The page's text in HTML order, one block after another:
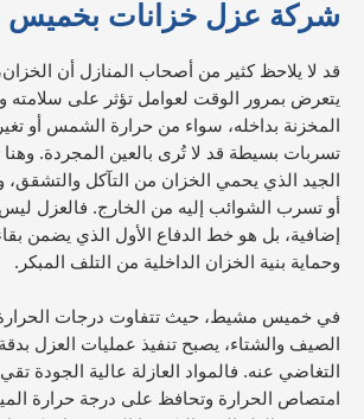
شركة عزل خزانات
قد لا يلاحظ كثير من أصحاب المنازل أن
يتعرض بمرور الوقت لعوامل تؤثر على سلامته
المخزنة بداخله، سواء من حرارة الشمس أو
تسربات بسيطة قد لا تُرى بالعين المجردة. وهنا
الجيد الذي يحمي الخزان من التآكل والتشقق،
أو تسرب الشوائب إليه من الخارج. فالعزل
إضافية، بل هو خط الدفاع الأول الذي يضمن
وحماية بنية الخزان الداخلية من التلف المبكر.
في خميس مشيط، حيث تتفاوت درجات
الصيف والشتاء، يصبح تنفيذ عمليات العزل
التغاضي عنه. فالمواد العازلة عالية الجودة
امتصاص الحرارة وتحافظ على درجة حرارة